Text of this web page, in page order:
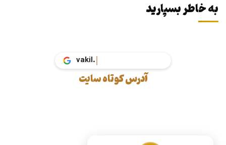
به خاطر بسپارید
va
آدرس کوتاه سایت